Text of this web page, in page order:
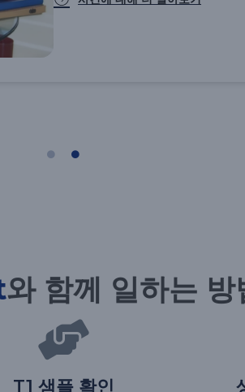
와 함께 일하는 방
T1 샘플 확인